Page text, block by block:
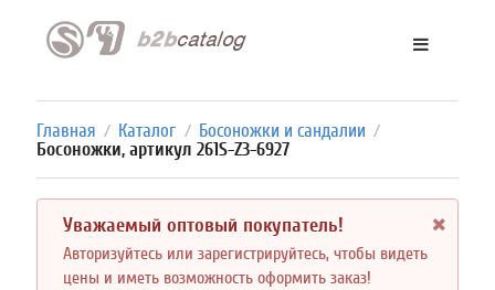
Главная / Каталог / Босоножки и сандалии /
Босоножки, артикул 261S-Z3-6927
Уважаемый оптовый покупатель!
Авторизуйтесь или зарегистрируйтесь, чтобы видеть
цены и иметь возможность оформить заказ!